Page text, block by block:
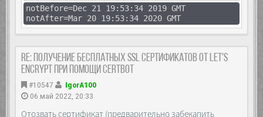
notBefore=Dec 21 19:53:34 2019 GMT
notAfter=Mar 20 19:53:34 2020 GMT
Re: Получение бесплатных SSL сертификатов от Let's
Encrypt при помощи Certbot
#10547
IgorA100
06 май 2022, 20:33
Отозвать сертификат (предварительно забекапить